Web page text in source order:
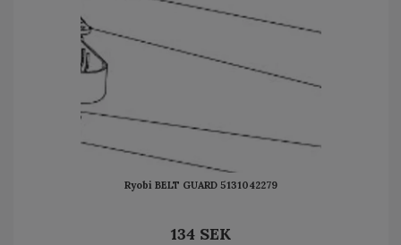
Ryobi BELT GUARD 5131042279
134 SEK